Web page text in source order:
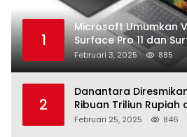
1
Microsoft Umumkan
Surface Pro 11 dan
Februari 3, 2025 885
2
Danantara
Ribuan Triliun Rupiah
Februari 25, 2025 846